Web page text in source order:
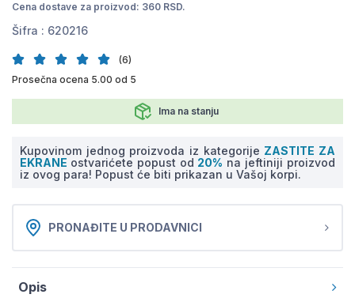
Cena dostave za proizvod: 360 RSD.
Šifra : 620216
(6)
Prosečna ocena 5.00 od 5
Ima na stanju
Kupovinom jednog proizvoda iz kategorije ZASTITE ZA
EKRANE ostvarićete popust od 20% na jeftiniji proizvod
iz ovog para! Popust će biti prikazan u Vašoj korpi.
PRONAĐITE U PRODAVNICI
Opis